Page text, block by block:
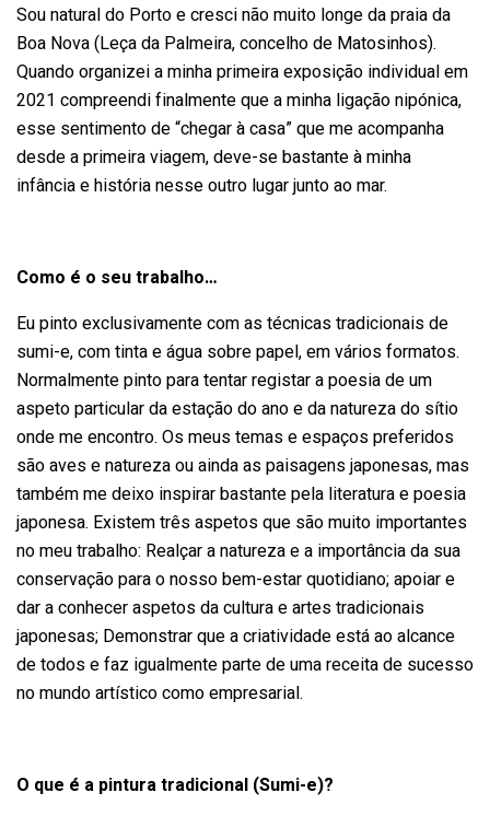
Sou natural do Porto e cresci não muito longe da praia da
Boa Nova (Leça da Palmeira, concelho de Matosinhos).
Quando organizei a minha primeira exposição individual em
2021 compreendi finalmente que a minha ligação nipónica,
esse sentimento de “chegar à casa” que me acompanha
desde a primeira viagem, deve-se bastante à minha
infância e história nesse outro lugar junto ao mar.
Como é o seu trabalho…
Eu pinto exclusivamente com as técnicas tradicionais de
sumi-e, com tinta e água sobre papel, em vários formatos.
Normalmente pinto para tentar registar a poesia de um
aspeto particular da estação do ano e da natureza do sítio
onde me encontro. Os meus temas e espaços preferidos
são aves e natureza ou ainda as paisagens japonesas, mas
também me deixo inspirar bastante pela literatura e poesia
japonesa. Existem três aspetos que são muito importantes
no meu trabalho: Realçar a natureza e a importância da sua
conservação para o nosso bem-estar quotidiano; apoiar e
dar a conhecer aspetos da cultura e artes tradicionais
japonesas; Demonstrar que a criatividade está ao alcance
de todos e faz igualmente parte de uma receita de sucesso
no mundo artístico como empresarial.
O que é a pintura tradicional (Sumi-e)?